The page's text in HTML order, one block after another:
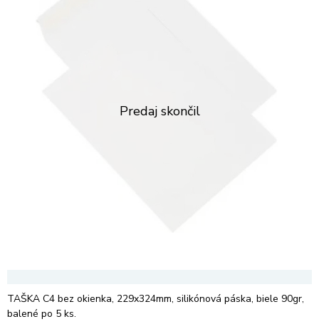
TAŠKA C4 bez okienka, 229x324mm, silikónová páska, biele 90gr,
balené po 5 ks.